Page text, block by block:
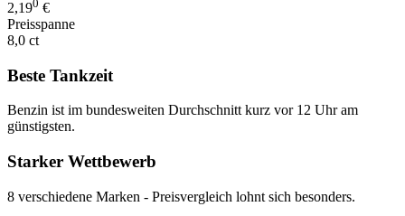
2,190 €
Preisspanne
8,0 ct
Beste Tankzeit
Benzin ist im bundesweiten Durchschnitt kurz vor 12 Uhr am
günstigsten.
Starker Wettbewerb
8 verschiedene Marken - Preisvergleich lohnt sich besonders.